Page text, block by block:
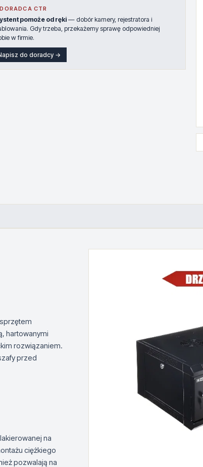
CTR
pomoże od ręki— dobór kamery, rejestratora i
Gdy trzeba, przekażemy sprawę odpowiedniej
w firmie.
do doradcy →
hartowanymi
rozwiązaniem.
przed
na
ciężkiego
pozwalają na